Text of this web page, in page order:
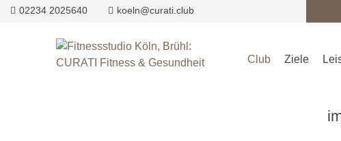
02234 2025640 koeln@curati.club
Club Ziele